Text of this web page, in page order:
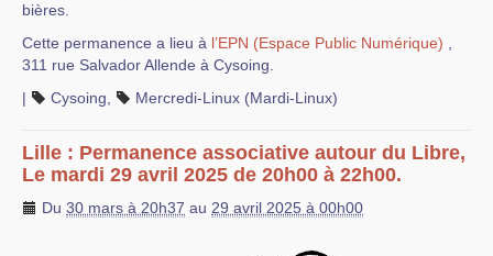
bières.
Cette permanence a lieu à l’EPN (Espace Public Numérique)
311 rue Salvador Allende à Cysoing.
|
Cysoing Mercredi-Linux (Mardi-Linux)
Lille : Permanence associative autour du Libre,
Le mardi 29 avril 2025 de 20h00 à 22h00.
Du 30 mars à 20h37 au 29 avril 2025 à 00h00